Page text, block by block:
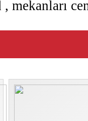
, mekanları